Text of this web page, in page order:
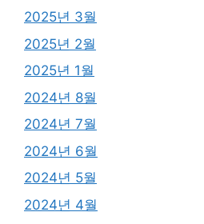
2025년 3월
2025년 2월
2025년 1월
2024년 8월
2024년 7월
2024년 6월
2024년 5월
2024년 4월